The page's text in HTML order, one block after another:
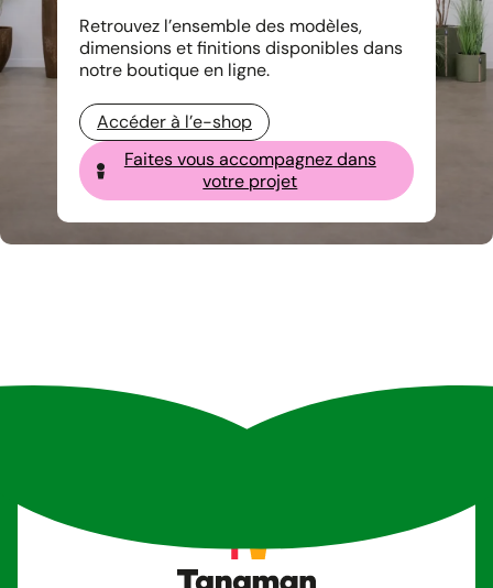
Retrouvez l’ensemble des modèles,
dimensions et finitions disponibles dans
notre boutique en ligne.
Accéder à l’e-shop
Faites vous accompagnez dans
votre projet